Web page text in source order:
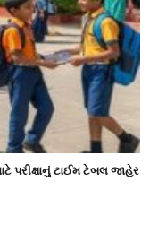
પરીક્ષાનું ટાઈમ ટેબલ જાહેર